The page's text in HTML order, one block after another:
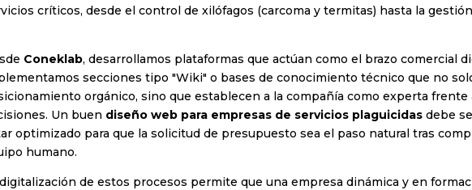
críticos, desde el control de xilófagos (carcoma y termitas) hasta la
Coneklab, desarrollamos plataformas que actúan como el brazo comercial
secciones tipo "Wiki" o bases de conocimiento técnico que no
orgánico, sino que establecen a la compañía como experta frente
Un buen diseño web para empresas de servicios plaguicidas debe
optimizado para que la solicitud de presupuesto sea el paso natural tras
humano.
de estos procesos permite que una empresa dinámica y en